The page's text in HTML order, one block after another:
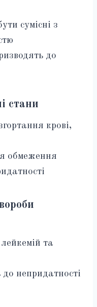
сумісні з
до
стани
крові,
обмеження
та
непридатності